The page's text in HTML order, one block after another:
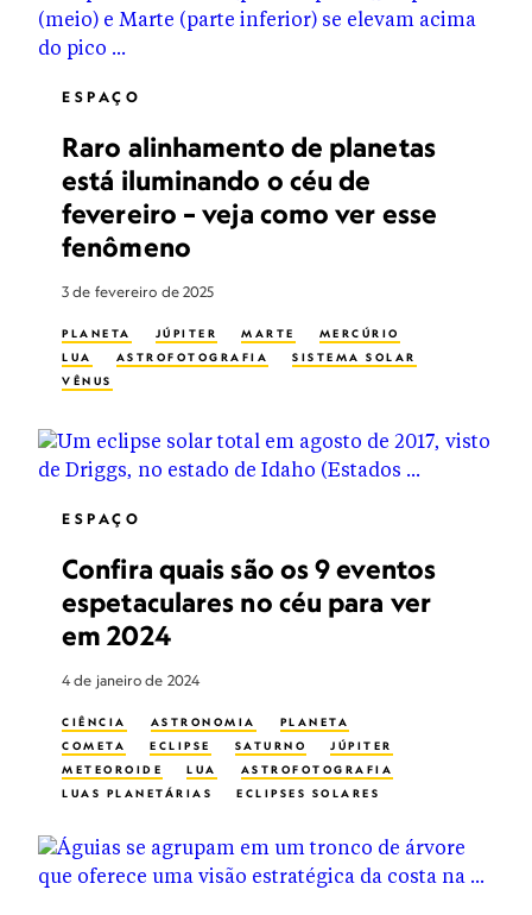
ESPAÇO
Raro alinhamento de planetas
está iluminando o céu de
fevereiro – veja como ver esse
fenômeno
3 de fevereiro de 2025
PLANETA JÚPITER MARTE
MERCÚRIO
LUA
ASTROFOTOGRAFIA
SISTEMA SOLAR
VÊNUS
ESPAÇO
Confira quais são os 9 eventos
espetaculares no céu para ver
em 2024
4 de janeiro de 2024
CIÊNCIA ASTRONOMIA
PLANETA
COMETA
ECLIPSE SATURNO
JÚPITER
METEOROIDE
LUA
ASTROFOTOGRAFIA
LUAS PLANETÁRIAS
ECLIPSES SOLARES